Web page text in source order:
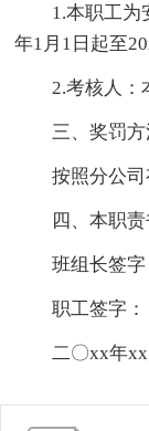
1.本职工为
年1月1日起至
2.考核人：
三、奖罚方
按照分公
四、本职
班组长签字
职工签字：
二〇xx年